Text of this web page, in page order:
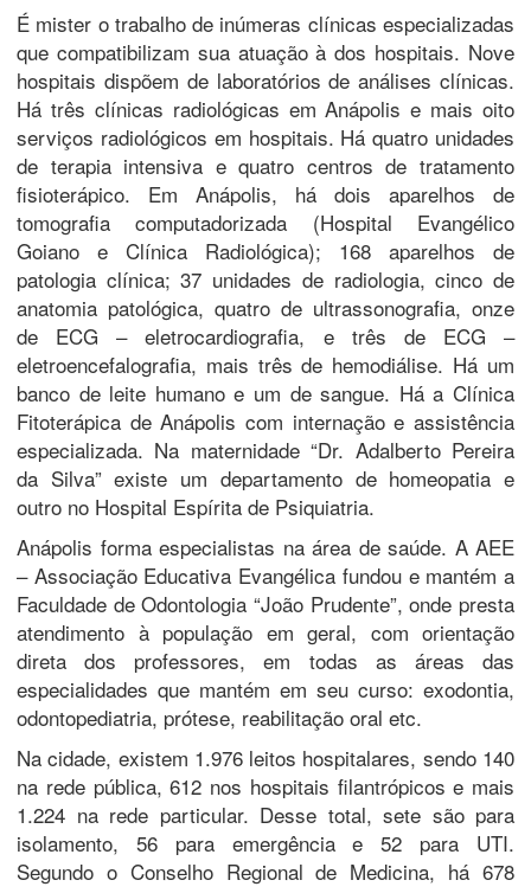
É mister o trabalho de inúmeras clínicas especializadas
que compatibilizam sua atuação à dos hospitais. Nove
hospitais dispõem de laboratórios de análises clínicas.
Há três clínicas radiológicas em Anápolis e mais oito
serviços radiológicos em hospitais. Há quatro unidades
de terapia intensiva e quatro centros de tratamento
fisioterápico. Em Anápolis, há dois aparelhos de
tomografia computadorizada (Hospital Evangélico
Goiano e Clínica Radiológica); 168 aparelhos de
patologia clínica; 37 unidades de radiologia, cinco de
anatomia patológica, quatro de ultrassonografia, onze
de ECG – eletrocardiografia, e três de ECG –
eletroencefalografia, mais três de hemodiálise. Há um
banco de leite humano e um de sangue. Há a Clínica
Fitoterápica de Anápolis com internação e assistência
especializada. Na maternidade “Dr. Adalberto Pereira
da Silva” existe um departamento de homeopatia e
outro no Hospital Espírita de Psiquiatria.
Anápolis forma especialistas na área de saúde. A AEE
– Associação Educativa Evangélica fundou e mantém a
Faculdade de Odontologia “João Prudente”, onde presta
atendimento à população em geral, com orientação
direta dos professores, em todas as áreas das
especialidades que mantém em seu curso: exodontia,
odontopediatria, prótese, reabilitação oral etc.
Na cidade, existem 1.976 leitos hospitalares, sendo 140
na rede pública, 612 nos hospitais filantrópicos e mais
1.224 na rede particular. Desse total, sete são para
isolamento, 56 para emergência e 52 para UTI.
Segundo o Conselho Regional de Medicina, há 678